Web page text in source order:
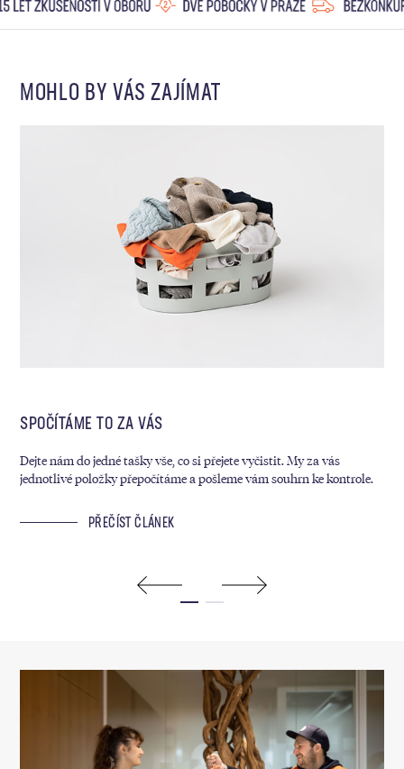
MOHLO BY VÁS ZAJÍMAT
SPOČÍTÁME TO ZA VÁS
Dejte nám do jedné tašky vše, co si přejete vyčistit. My za vás
jednotlivé položky přepočítáme a pošleme vám souhrn ke kontrole.
PŘEČÍST ČLÁNEK